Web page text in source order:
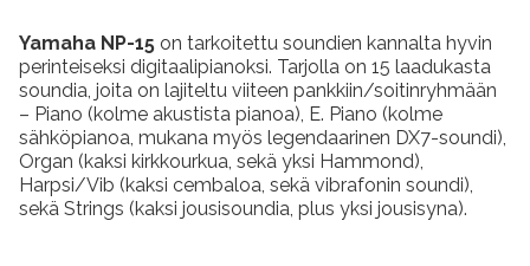
Yamaha NP-15 on tarkoitettu soundien kannalta hyvin
perinteiseksi digitaalipianoksi. Tarjolla on 15 laadukasta
soundia, joita on lajiteltu viiteen pankkiin/soitinryhmään
– Piano (kolme akustista pianoa), E. Piano (kolme
sähköpianoa, mukana myös legendaarinen DX7-soundi),
Organ (kaksi kirkkourkua, sekä yksi Hammond),
Harpsi/Vib (kaksi cembaloa, sekä vibrafonin soundi),
sekä Strings (kaksi jousisoundia, plus yksi jousisyna).